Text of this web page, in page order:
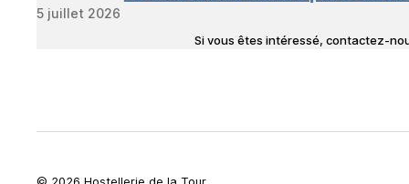
5 juillet 2026
Si vous êtes intéressé, contactez-